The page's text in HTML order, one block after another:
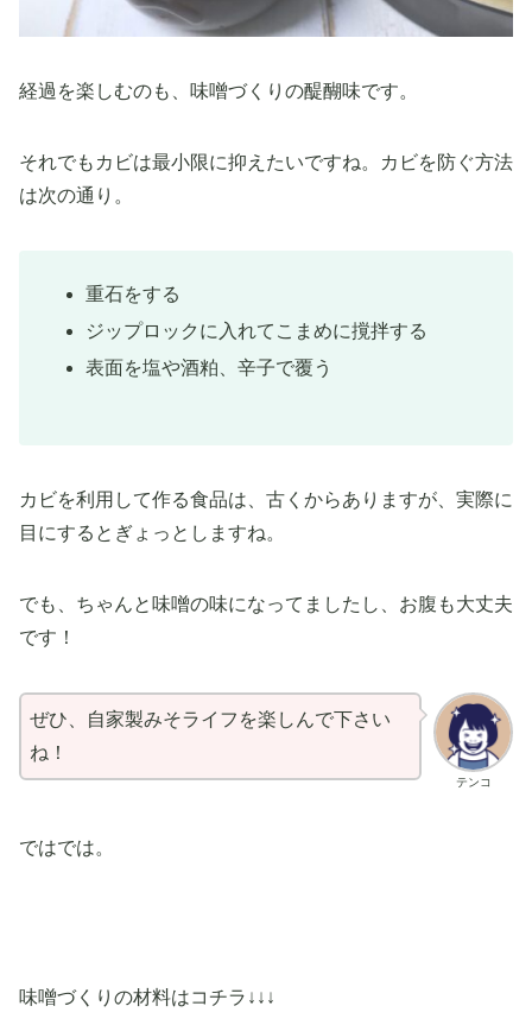
経過を楽しむのも、味噌づくりの醍醐味です。
それでもカビは最小限に抑えたいですね。カビを防ぐ方法
は次の通り。
重石をする
ジップロックに入れてこまめに撹拌する
表面を塩や酒粕、辛子で覆う
カビを利用して作る食品は、古くからありますが、実際に
目にするとぎょっとしますね。
でも、ちゃんと味噌の味になってましたし、お腹も大丈夫
です！
テンコ
ぜひ、自家製みそライフを楽しんで下さい
ね！
ではでは。
味噌づくりの材料はコチラ↓↓↓